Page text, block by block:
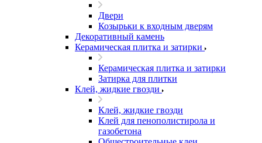
Двери
Козырьки к входным дверям
Декоративный камень
Керамическая плитка и затирки
Керамическая плитка и затирки
Затирка для плитки
Клей, жидкие гвозди
Клей, жидкие гвозди
Клей для пенополистирола и
газобетона